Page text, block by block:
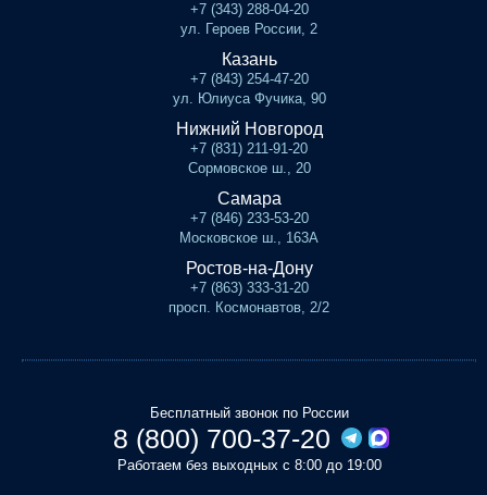
+7 (343) 288-04-20
ул. Героев России, 2
Казань
+7 (843) 254-47-20
ул. Юлиуса Фучика, 90
Нижний Новгород
+7 (831) 211-91-20
Сормовское ш., 20
Самара
+7 (846) 233-53-20
Московское ш., 163А
Ростов-на-Дону
+7 (863) 333-31-20
просп. Космонавтов, 2/2
Бесплатный звонок по России
8 (800) 700-37-20
Работаем без выходных с 8:00 до 19:00